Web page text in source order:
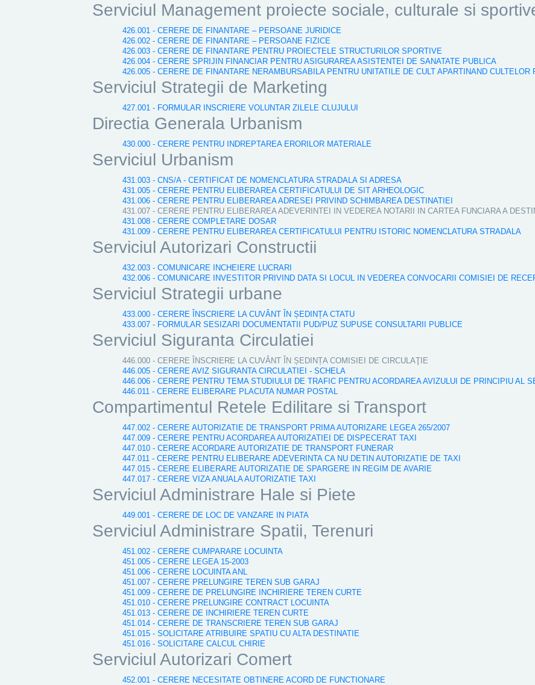
Serviciul Management proiecte sociale, culturale si
426.001 - CERERE DE FINANTARE – PERSOANE JURIDICE
426.002 - CERERE DE FINANTARE – PERSOANE FIZICE
426.003 - CERERE DE FINANTARE PENTRU PROIECTELE STRUCTURILOR SPORTIVE
426.004 - CERERE SPRIJIN FINANCIAR PENTRU ASIGURAREA ASISTENTEI DE SANATATE PUBLICA
426.005 - CERERE DE FINANTARE NERAMBURSABILA PENTRU UNITATILE DE CULT APARTINAND
Serviciul Strategii de Marketing
427.001 - FORMULAR INSCRIERE VOLUNTAR ZILELE CLUJULUI
Directia Generala Urbanism
430.000 - CERERE PENTRU INDREPTAREA ERORILOR MATERIALE
Serviciul Urbanism
431.003 - CNS/A - CERTIFICAT DE NOMENCLATURA STRADALA SI ADRESA
431.005 - CERERE PENTRU ELIBERAREA CERTIFICATULUI DE SIT ARHEOLOGIC
431.006 - CERERE PENTRU ELIBERAREA ADRESEI PRIVIND SCHIMBAREA DESTINATIEI
431.007 - CERERE PENTRU ELIBERAREA ADEVERINTEI IN VEDEREA NOTARII IN CARTEA FUNCIARA A
431.008 - CERERE COMPLETARE DOSAR
431.009 - CERERE PENTRU ELIBERAREA CERTIFICATULUI PENTRU ISTORIC NOMENCLATURA STRADALA
Serviciul Autorizari Constructii
432.003 - COMUNICARE INCHEIERE LUCRARI
432.006 - COMUNICARE INVESTITOR PRIVIND DATA SI LOCUL IN VEDEREA CONVOCARII COMISIEI DE
Serviciul Strategii urbane
433.000 - CERERE ÎNSCRIERE LA CUVÂNT ÎN ȘEDINȚA CTATU
433.007 - FORMULAR SESIZARI DOCUMENTATII PUD/PUZ SUPUSE CONSULTARII PUBLICE
Serviciul Siguranta Circulatiei
446.000 - CERERE ÎNSCRIERE LA CUVÂNT ÎN ȘEDINȚA COMISIEI DE CIRCULAŢIE
446.005 - CERERE AVIZ SIGURANTA CIRCULATIEI - SCHELA
446.006 - CERERE PENTRU TEMA STUDIULUI DE TRAFIC PENTRU ACORDAREA AVIZULUI DE PRINCIPIU AL
446.011 - CERERE ELIBERARE PLACUTA NUMAR POSTAL
Compartimentul Retele Edilitare si Transport
447.002 - CERERE AUTORIZATIE DE TRANSPORT PRIMA AUTORIZARE LEGEA 265/2007
447.009 - CERERE PENTRU ACORDAREA AUTORIZATIEI DE DISPECERAT TAXI
447.010 - CERERE ACORDARE AUTORIZATIE DE TRANSPORT FUNERAR
447.011 - CERERE PENTRU ELIBERARE ADEVERINTA CA NU DETIN AUTORIZATIE DE TAXI
447.015 - CERERE ELIBERARE AUTORIZATIE DE SPARGERE IN REGIM DE AVARIE
447.017 - CERERE VIZA ANUALA AUTORIZATIE TAXI
Serviciul Administrare Hale si Piete
449.001 - CERERE DE LOC DE VANZARE IN PIATA
Serviciul Administrare Spatii, Terenuri
451.002 - CERERE CUMPARARE LOCUINTA
451.005 - CERERE LEGEA 15-2003
451.006 - CERERE LOCUINTA ANL
451.007 - CERERE PRELUNGIRE TEREN SUB GARAJ
451.009 - CERERE DE PRELUNGIRE INCHIRIERE TEREN CURTE
451.010 - CERERE PRELUNGIRE CONTRACT LOCUINTA
451.013 - CERERE DE INCHIRIERE TEREN CURTE
451.014 - CERERE DE TRANSCRIERE TEREN SUB GARAJ
451.015 - SOLICITARE ATRIBUIRE SPATIU CU ALTA DESTINATIE
451.016 - SOLICITARE CALCUL CHIRIE
Serviciul Autorizari Comert
452.001 - CERERE NECESITATE OBTINERE ACORD DE FUNCTIONARE